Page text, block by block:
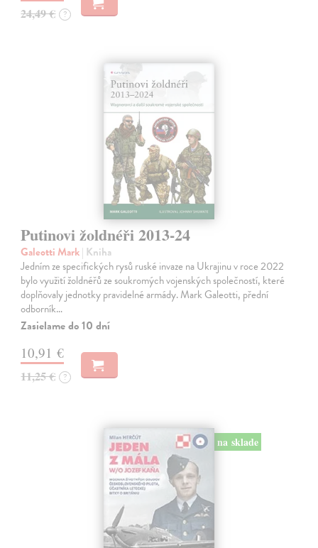
24,49 € ?
Putinovi žoldnéři 2013-24
Galeotti Mark| Kniha
Jedním ze specifických rysů ruské invaze na Ukrajinu v roce 2022
bylo využití žoldnéřů ze soukromých vojenských společností, které
doplňovaly jednotky pravidelné armády. Mark Galeotti, přední
odborník…
Zasielame do 10 dní
10,91 €
11,25 € ?
na sklade